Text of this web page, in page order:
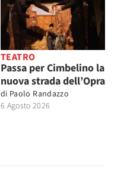
TEATRO
Passa per Cimbelino la
nuova strada dell’Opra
di Paolo Randazzo
6 Agosto 2026